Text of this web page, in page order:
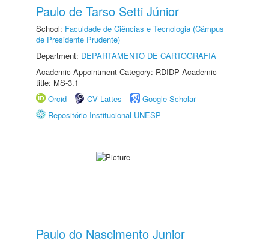
Paulo de Tarso Setti Júnior
School: Faculdade de Ciências e Tecnologia (Câmpus
de Presidente Prudente)
Department: DEPARTAMENTO DE CARTOGRAFIA
Academic Appointment Category: RDIDP Academic
title: MS-3.1
Orcid
CV Lattes
Google Scholar
Repositório Institucional UNESP
Paulo do Nascimento Junior